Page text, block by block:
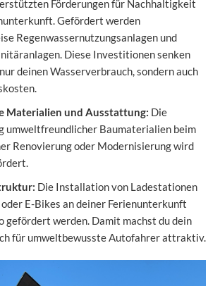
Förderungen für Nachhaltigkeit
Gefördert werden
Regenwassernutzungsanlagen und
Diese Investitionen senken
deinen Wasserverbrauch, sondern auch
Materialien und Ausstattung: Die
umweltfreundlicher Baumaterialien beim
Renovierung oder Modernisierung wird
Die Installation von Ladestationen
E-Bikes an deiner Ferienunterkunft
gefördert werden. Damit machst du dein
für umweltbewusste Autofahrer attraktiv.